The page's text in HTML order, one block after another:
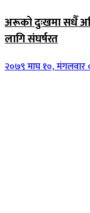
अरूको दुःखमा सधैँ
लागि संघर्षरत
२०७९ माघ १०, मंगलवार